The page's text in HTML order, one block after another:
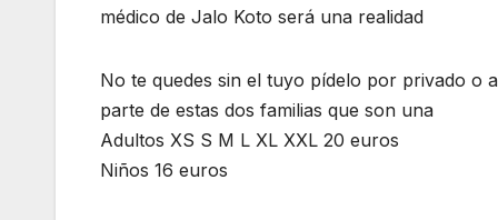
médico de Jalo Koto será una realidad
No te quedes sin el tuyo pídelo por privado o
parte de estas dos familias que son una
Adultos XS S M L XL XXL 20 euros
Niños 16 euros